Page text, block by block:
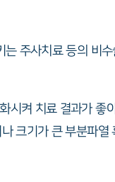
주사치료 등의 비
시켜 치료 결과가 좋
크기가 큰 부분파